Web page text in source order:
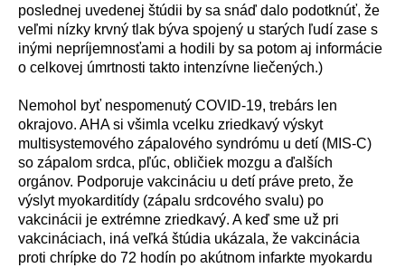
poslednej uvedenej štúdii by sa snáď dalo podotknúť, že
veľmi nízky krvný tlak býva spojený u starých ľudí zase s
inými nepríjemnosťami a hodili by sa potom aj informácie
o celkovej úmrtnosti takto intenzívne liečených.)
Nemohol byť nespomenutý COVID-19, trebárs len
okrajovo. AHA si všimla vcelku zriedkavý výskyt
multisystemového zápalového syndrómu u detí (MIS-C)
so zápalom srdca, pľúc, obličiek mozgu a ďalších
orgánov. Podporuje vakcináciu u detí práve preto, že
výslyt myokarditídy (zápalu srdcového svalu) po
vakcinácii je extrémne zriedkavý. A keď sme už pri
vakcináciach, iná veľká štúdia ukázala, že vakcinácia
proti chrípke do 72 hodín po akútnom infarkte myokardu